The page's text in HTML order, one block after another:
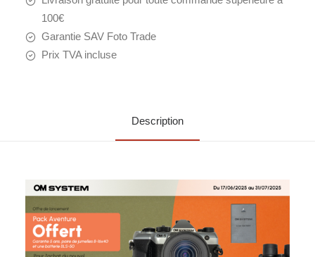
100€
Garantie SAV Foto Trade
Prix TVA incluse
Description